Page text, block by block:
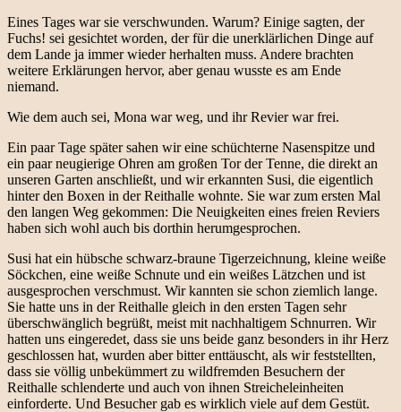
Eines Tages war sie verschwunden. Warum? Einige sagten, der
Fuchs! sei gesichtet worden, der für die unerklärlichen Dinge auf
dem Lande ja immer wieder herhalten muss. Andere brachten
weitere Erklärungen hervor, aber genau wusste es am Ende
niemand.
Wie dem auch sei, Mona war weg, und ihr Revier war frei.
Ein paar Tage später sahen wir eine schüchterne Nasenspitze und
ein paar neugierige Ohren am großen Tor der Tenne, die direkt an
unseren Garten anschließt, und wir erkannten Susi, die eigentlich
hinter den Boxen in der Reithalle wohnte. Sie war zum ersten Mal
den langen Weg gekommen: Die Neuigkeiten eines freien Reviers
haben sich wohl auch bis dorthin herumgesprochen.
Susi hat ein hübsche schwarz-braune Tigerzeichnung, kleine weiße
Söckchen, eine weiße Schnute und ein weißes Lätzchen und ist
ausgesprochen verschmust. Wir kannten sie schon ziemlich lange.
Sie hatte uns in der Reithalle gleich in den ersten Tagen sehr
überschwänglich begrüßt, meist mit nachhaltigem Schnurren. Wir
hatten uns eingeredet, dass sie uns beide ganz besonders in ihr Herz
geschlossen hat, wurden aber bitter enttäuscht, als wir feststellten,
dass sie völlig unbekümmert zu wildfremden Besuchern der
Reithalle schlenderte und auch von ihnen Streicheleinheiten
einforderte. Und Besucher gab es wirklich viele auf dem Gestüt.